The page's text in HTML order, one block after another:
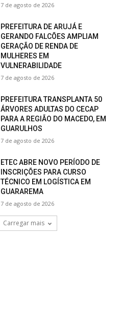
7 de agosto de 2026
PREFEITURA DE ARUJÁ E
GERANDO FALCÕES AMPLIAM
GERAÇÃO DE RENDA DE
MULHERES EM
VULNERABILIDADE
7 de agosto de 2026
PREFEITURA TRANSPLANTA 50
ÁRVORES ADULTAS DO CECAP
PARA A REGIÃO DO MACEDO, EM
GUARULHOS
7 de agosto de 2026
ETEC ABRE NOVO PERÍODO DE
INSCRIÇÕES PARA CURSO
TÉCNICO EM LOGÍSTICA EM
GUARAREMA
7 de agosto de 2026
Carregar mais